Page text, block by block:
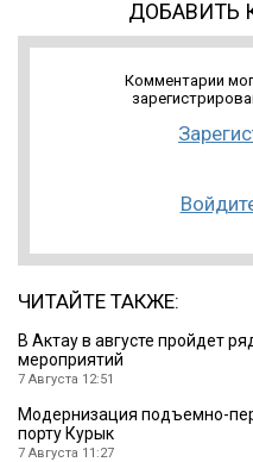
ДОБАВИТЬ
Комментарии
ЧИТАЙТЕ ТАКЖЕ:
В Актау в августе пройдет
мероприятий
7 Августа 12:51
Модернизация подъемно-
порту Курык
7 Августа 11:27